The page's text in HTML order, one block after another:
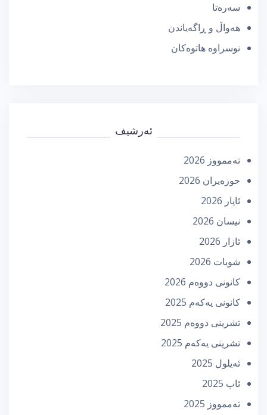
سەرەتا
هەواڵ و ڕاگەیاندن
نوسراوە هاتوەکان
ئەرشیف
تەممووز 2026
حوزه‌یران 2026
ئایار 2026
نیسان 2026
ئازار 2026
شوبات 2026
كانونی دووه‌م 2026
كانونی یه‌كه‌م 2025
تشرینی دووه‌م 2025
تشرینی یه‌كه‌م 2025
ئه‌یلول 2025
ئاب 2025
تەممووز 2025